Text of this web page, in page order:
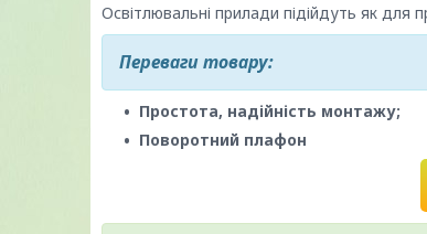
Освітлювальні прилади підійдуть як для
Переваги товару:
Простота, надійність монтажу;
Поворотний плафон